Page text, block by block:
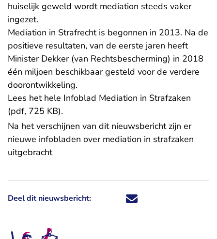
huiselijk geweld wordt mediation steeds vaker
ingezet.
Mediation in Strafrecht is begonnen in 2013. Na de
positieve resultaten, van de eerste jaren heeft
Minister Dekker (van Rechtsbescherming) in 2018
één miljoen beschikbaar gesteld voor de verdere
doorontwikkeling.
Lees het hele Infoblad Mediation in Strafzaken
(pdf, 725 KB).
Na het verschijnen van dit nieuwsbericht zijn er
nieuwe infobladen over mediation in strafzaken
uitgebracht
Deel dit nieuwsbericht: Deel dit nieuwsbericht via X -
Deel dit nieuwsbericht via
Deel dit nieuwsbericht
Deel dit